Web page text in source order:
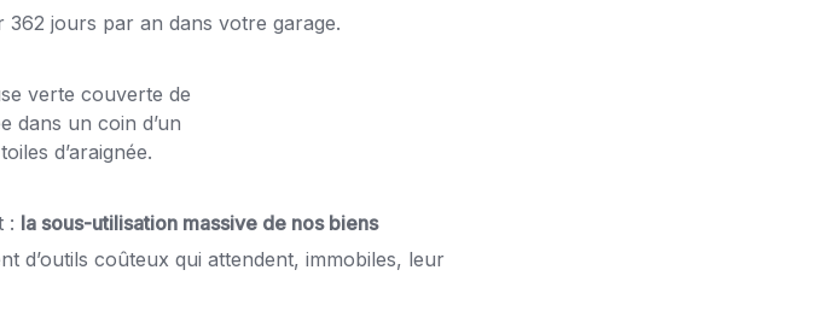
362 jours par an dans votre garage.
: la sous-utilisation massive de nos biens
d’outils coûteux qui attendent, immobiles, leur